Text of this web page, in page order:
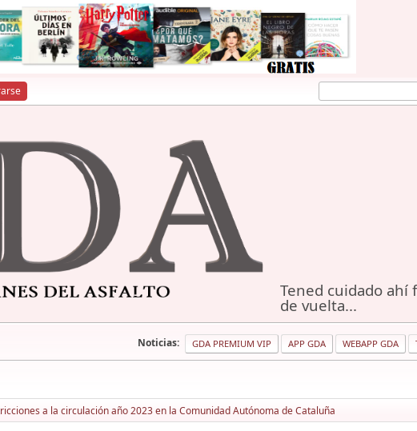
Tened cuidado ahí
de vuelta...
Noticias: GDA PREMIUM VIP APP GDA WEBAPP GDA
a la circulación año 2023 en la Comunidad Autónoma de Cataluña